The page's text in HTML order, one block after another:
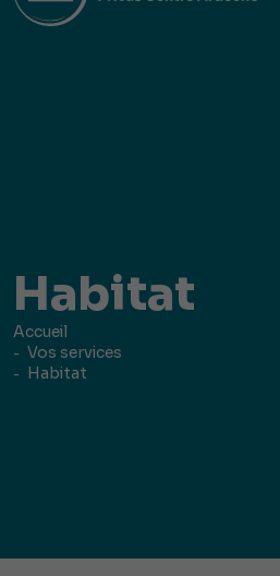
Habitat
Accueil
Vos services
Habitat